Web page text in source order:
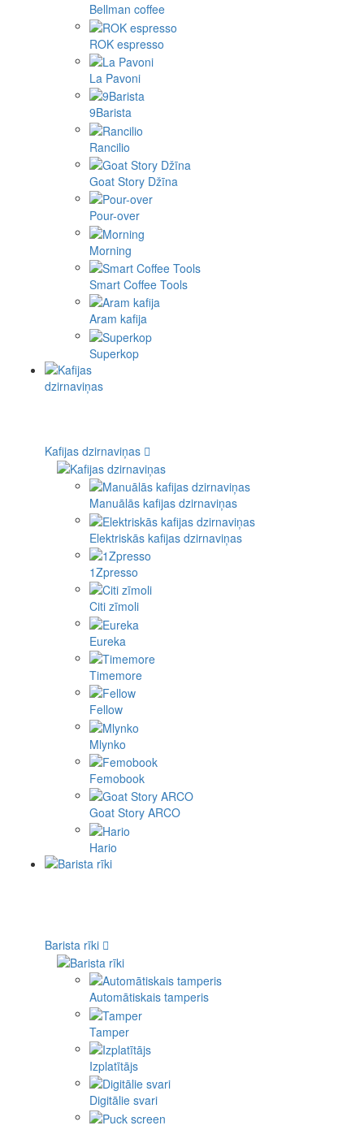
Bellman coffee
ROK espresso
La Pavoni
9Barista
Rancilio
Goat Story Džīna
Pour-over
Morning
Smart Coffee Tools
Aram kafija
Superkop
Kafijas dzirnaviņas
Manuālās kafijas dzirnaviņas
Elektriskās kafijas dzirnaviņas
1Zpresso
Citi zīmoli
Eureka
Timemore
Fellow
Mlynko
Femobook
Goat Story ARCO
Hario
Barista rīki
Automātiskais tamperis
Tamper
Izplatītājs
Digitālie svari